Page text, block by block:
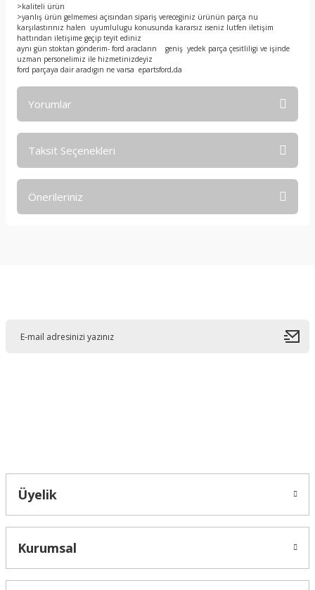
>kaliteli ürün
>yanlış ürün gelmemesi açısından sipariş vereceginiz ürünün parça nu
karşılastırınız halen uyumlulugu konusunda kararsız iseniz lutfen iletişim
hattından iletişime geçip teyit ediniz
aynı gün stoktan gönderim- ford aracların geniş yedek parça çesitliligi ve işinde
uzman personelimiz ile hizmetinizdeyiz
ford parçaya dair aradıgın ne varsa epartsford,da
Yorumlar
Taksit Seçenekleri
Önerileriniz
Üyelik
Kurumsal